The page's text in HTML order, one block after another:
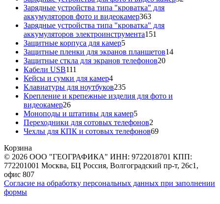
Зарядные устройства типа "кроватка" для
аккумуляторов фото и видеокамер363363
товара
Зарядные устройства типа "кроватка" для
аккумуляторов электроинструмента151
Защитные корпуса для камер55
товаров
Защитные пленки для экранов планшетов1414
Защитные сткла для экранов телефонов2020
Кабели USB111
товаров
Кейсы и сумки для камер44
товара
Клавиатуры для ноутбуков235235
товаров
Крепление и крепежные изделия для фото и
видеокамер2626
товаров
Моноподы и штативы для камер55
товаров
Переходники для сотовых телефонов2
товара
Чехлы для КПК и сотовых телефонов6969
Корзина
© 2026 ООО "ГЕОГРАФИКА" ИНН: 9722018701 КПП:
772201001 Москва, БЦ Россия, Волгоградский пр-т, 26с1,
офис 807
Согласие на обработку персональных данных при заполнении
формы